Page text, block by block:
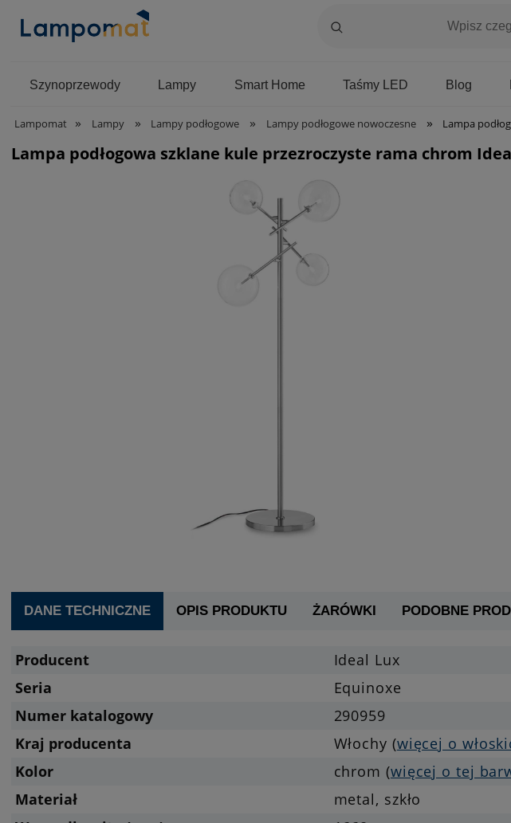
Szynoprzewody Lampy Smart Home Blog
Taśmy LED
Lampomat » Lampy » Lampy podłogowe » Lampy podłogowe nowoczesne » Lampa
Lampa podłogowa szklane kule przezroczyste rama chrom
DANE TECHNICZNE OPIS PRODUKTU ŻARÓWKI PODOBNE
Producent
Ideal Lux
Seria
Equinoxe
Numer katalogowy
290959
Kraj producenta
Włochy (więcej o
Kolor
chrom (więcej o tej
Materiał
metal, szkło